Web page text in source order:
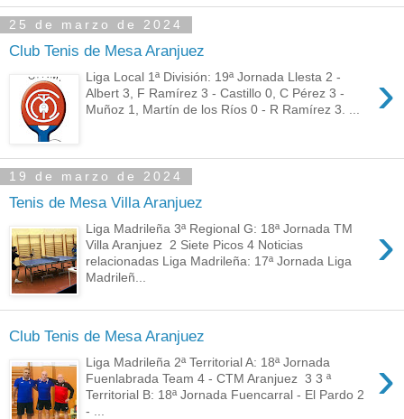
25 de marzo de 2024
Club Tenis de Mesa Aranjuez
›
Liga Local 1ª División: 19ª Jornada Llesta 2 -
Albert 3, F Ramírez 3 - Castillo 0, C Pérez 3 -
Muñoz 1, Martín de los Ríos 0 - R Ramírez 3. ...
19 de marzo de 2024
Tenis de Mesa Villa Aranjuez
›
Liga Madrileña 3ª Regional G: 18ª Jornada TM
Villa Aranjuez 2 Siete Picos 4 Noticias
relacionadas Liga Madrileña: 17ª Jornada Liga
Madrileñ...
Club Tenis de Mesa Aranjuez
›
Liga Madrileña 2ª Territorial A: 18ª Jornada
Fuenlabrada Team 4 - CTM Aranjuez 3 3 ª
Territorial B: 18ª Jornada Fuencarral - El Pardo 2
- ...